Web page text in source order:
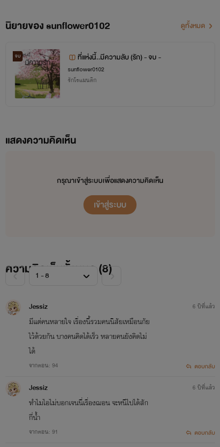
นิยายของ sunflower0102 ดูทั้งหมด
จบ ที่แห่งนี้..มีความลับ (รัก) - จบ -
sunflower0102
รักโรแมนติก
แสดงความคิดเห็น
กรุณาเข้าสู่ระบบเพื่อแสดงความคิดเห็น
เข้าสู่ระบบ
ความคิดเห็นทั้งหมด (8)
Jessiz
มีแต่คนหลายใจ เรื่องนี้รวมคนนิสัยเหมือนกัย
ไว้ด้วยกัน บางคนคิดได้เร็ว หลายคนยังคิดไม่
ได้
จากตอน: 94
6 ปีที่แล้ว
ตอบกลับ
Jessiz
ทำไมไอไม่บอกเจนนี่เรื่องฌอน จะหนีไปได้สัก
กี่น้ำ
จากตอน: 91
6 ปีที่แล้ว
ตอบกลับ